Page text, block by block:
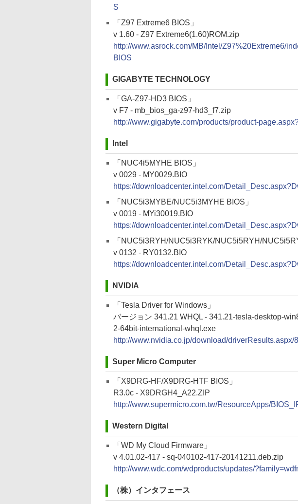
S
「Z97 Extreme6 BIOS」
v 1.60 - Z97 Extreme6(1.60)ROM.zip
http://www.asrock.com/MB/Intel/Z97%20Extreme6/
BIOS
GIGABYTE TECHNOLOGY
「GA-Z97-HD3 BIOS」
v F7 - mb_bios_ga-z97-hd3_f7.zip
http://www.gigabyte.com/products/product-
Intel
「NUC4i5MYHE BIOS」
v 0029 - MY0029.BIO
https://downloadcenter.intel.com/
「NUC5i3MYBE/NUC5i3MYHE BIOS」
v 0019 - MYi30019.BIO
https://downloadcenter.intel.com/
「NUC5i3RYH/NUC5i3RYK/NUC5i5RYH/
v 0132 - RY0132.BIO
https://downloadcenter.intel.com/
NVIDIA
「Tesla Driver for Windows」
バージョン 341.21 WHQL - 341.21-tesla-desktop-
2-64bit-international-whql.exe
http://www.nvidia.co.jp/download/driverResults.aspx/
Super Micro Computer
「X9DRG-HF/X9DRG-HTF BIOS」
R3.0c - X9DRGH4_A22.ZIP
http://www.supermicro.com.tw/ResourceApps/
Western Digital
「WD My Cloud Firmware」
v 4.01.02-417 - sq-040102-417-20141211.deb.zip
http://www.wdc.com/wdproducts/updates/
（株）インタフェース